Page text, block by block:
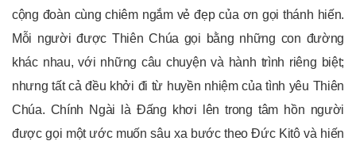
cộng đoàn cùng chiêm ngắm vẻ đẹp của ơn gọi thánh hiến.
Mỗi người được Thiên Chúa gọi bằng những con đường
khác nhau, với những câu chuyện và hành trình riêng biệt;
nhưng tất cả đều khởi đi từ huyền nhiệm của tình yêu Thiên
Chúa. Chính Ngài là Đấng khơi lên trong tâm hồn người
được gọi một ước muốn sâu xa bước theo Đức Kitô và hiến